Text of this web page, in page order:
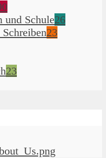
und Schule26
23
23